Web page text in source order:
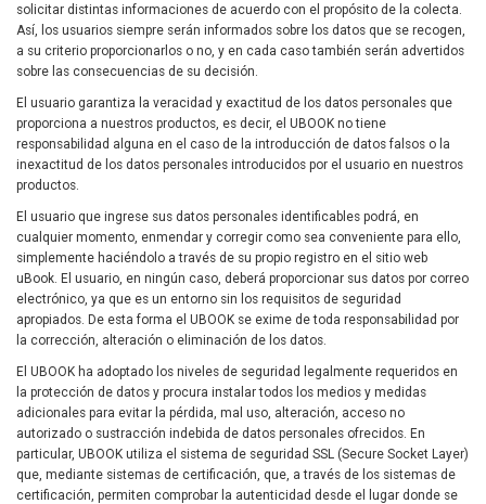
solicitar distintas informaciones de acuerdo con el propósito de la colecta.
Así, los usuarios siempre serán informados sobre los datos que se recogen,
a su criterio proporcionarlos o no, y en cada caso también serán advertidos
sobre las consecuencias de su decisión.
El usuario garantiza la veracidad y exactitud de los datos personales que
proporciona a nuestros productos, es decir, el UBOOK no tiene
responsabilidad alguna en el caso de la introducción de datos falsos o la
inexactitud de los datos personales introducidos por el usuario en nuestros
productos.
El usuario que ingrese sus datos personales identificables podrá, en
cualquier momento, enmendar y corregir como sea conveniente para ello,
simplemente haciéndolo a través de su propio registro en el sitio web
uBook. El usuario, en ningún caso, deberá proporcionar sus datos por correo
electrónico, ya que es un entorno sin los requisitos de seguridad
apropiados. De esta forma el UBOOK se exime de toda responsabilidad por
la corrección, alteración o eliminación de los datos.
El UBOOK ha adoptado los niveles de seguridad legalmente requeridos en
la protección de datos y procura instalar todos los medios y medidas
adicionales para evitar la pérdida, mal uso, alteración, acceso no
autorizado o sustracción indebida de datos personales ofrecidos. En
particular, UBOOK utiliza el sistema de seguridad SSL (Secure Socket Layer)
que, mediante sistemas de certificación, que, a través de los sistemas de
certificación, permiten comprobar la autenticidad desde el lugar donde se